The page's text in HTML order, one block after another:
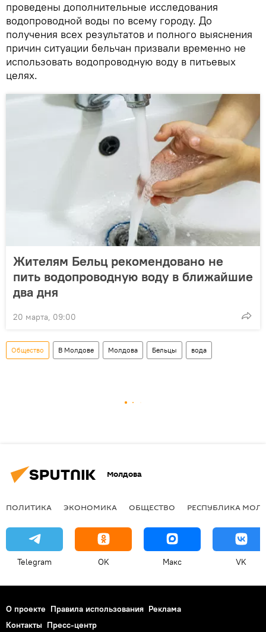
проведены дополнительные исследования
водопроводной воды по всему городу. До
получения всех результатов и полного выяснения
причин ситуации бельчан призвали временно не
использовать водопроводную воду в питьевых
целях.
Жителям Бельц рекомендовано не
пить водопроводную воду в ближайшие
два дня
20 марта, 09:00
Общество В Молдове Молдова Бельцы вода
Молдова
ПОЛИТИКА ЭКОНОМИКА ОБЩЕСТВО РЕСПУБЛИКА
Telegram OK Макс VK
О проекте Правила использования Реклама
Контакты Пресс-центр